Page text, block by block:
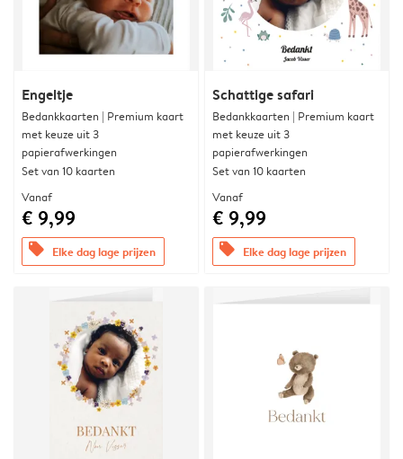
Engeltje
Bedankkaarten | Premium kaart
met keuze uit 3
papierafwerkingen
Set van 10 kaarten
Vanaf
€ 9,99
offers Elke dag lage prijzen
Schattige safari
Bedankkaarten | Premium kaart
met keuze uit 3
papierafwerkingen
Set van 10 kaarten
Vanaf
€ 9,99
offers Elke dag lage prijzen